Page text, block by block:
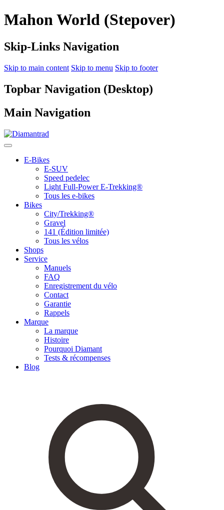
Mahon World (Stepover)
Skip-Links Navigation
Skip to main content Skip to menu Skip to footer
Topbar Navigation (Desktop)
Main Navigation
E-Bikes
E-SUV
Speed pedelec
Light Full-Power E-Trekking®
Tous les e-bikes
Bikes
City/Trekking®
Gravel
141 (Édition limitée)
Tous les vélos
Shops
Service
Manuels
FAQ
Enregistrement du vélo
Contact
Garantie
Rappels
Marque
La marque
Histoire
Pourquoi Diamant
Tests & récompenses
Blog